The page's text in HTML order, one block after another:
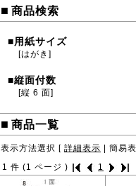
■ 商品検索
■用紙サイズ
[はがき]
■縦面付数
[縦 6 面]
■ 商品一覧
表示方法選択 [ 詳細表示 簡易
1 件 (1 ページ ) 1